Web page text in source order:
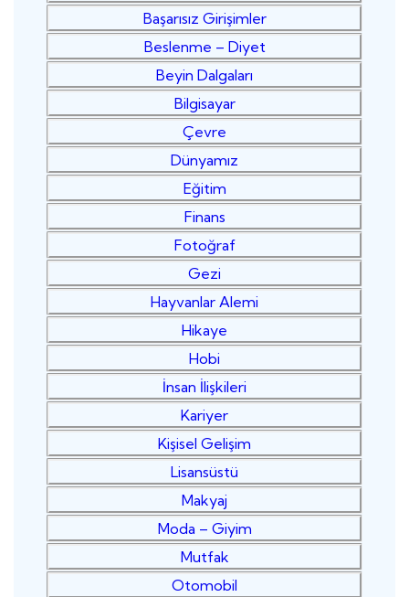
Başarısız Girişimler
Beslenme – Diyet
Beyin Dalgaları
Bilgisayar
Çevre
Dünyamız
Eğitim
Finans
Fotoğraf
Gezi
Hayvanlar Alemi
Hikaye
Hobi
İnsan İlişkileri
Kariyer
Kişisel Gelişim
Lisansüstü
Makyaj
Moda – Giyim
Mutfak
Otomobil